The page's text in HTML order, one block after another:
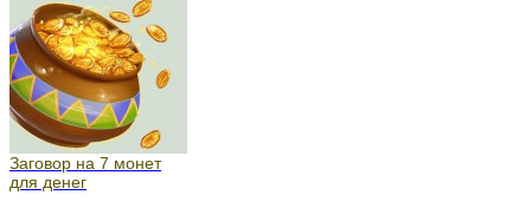
Заговор на 7 монет
для денег